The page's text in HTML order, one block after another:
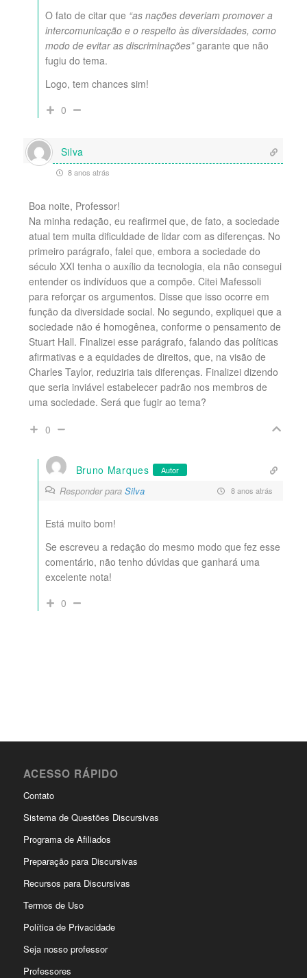
O fato de citar que “as nações deveriam promover a
intercomunicação e o respeito às diversidades, como
modo de evitar as discriminações”garante que não
fugiu do tema.
Logo, tem chances sim!
0
Silva
8 anos atrás
Boa noite, Professor!
Na minha redação, eu reafirmei que, de fato, a sociedade
atual tem muita dificuldade de lidar com as diferenças. No
primeiro parágrafo, falei que, embora a sociedade do
século XXI tenha o auxílio da tecnologia, ela não consegui
entender os indivíduos que a compõe. Citei Mafessoli
para reforçar os argumentos. Disse que isso ocorre em
função da diversidade social. No segundo, expliquei que a
sociedade não é homogênea, conforme o pensamento de
Stuart Hall. Finalizei esse parágrafo, falando das políticas
afirmativas e a equidades de direitos, que, na visão de
Charles Taylor, reduziria tais diferenças. Finalizei dizendo
que seria inviável estabelecer padrão nos membros de
uma sociedade. Será que fugir ao tema?
0
Bruno Marques Autor
Responder para Silva 8 anos atrás
Está muito bom!
Se escreveu a redação do mesmo modo que fez esse
comentário, não tenho dúvidas que ganhará uma
excelente nota!
0
ACESSO RÁPIDO
Contato
Sistema de Questões Discursivas
Programa de Afiliados
Preparação para Discursivas
Recursos para Discursivas
Termos de Uso
Política de Privacidade
Seja nosso professor
Professores